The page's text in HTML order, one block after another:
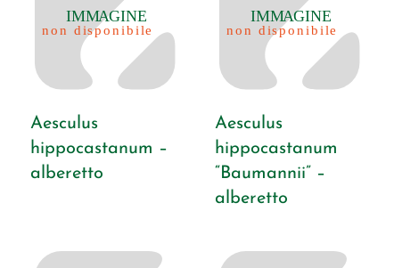
Aesculus
hippocastanum –
alberetto
Aesculus
hippocastanum
“Baumannii” –
alberetto